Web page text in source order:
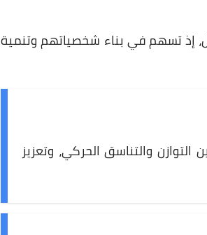
إذ تسهم في بناء شخصياتهم وتنمية
والتناسق الحركي، وتعزيز